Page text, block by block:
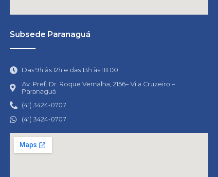
Subsede Paranaguá
Das 9h às 12h e das 13h às 18:00
Av. Pref. Dr. Roque Vernalha, 2156– Vila Cruzeiro –
Paranaguá
(41) 3424-0707
(41) 3424-0707